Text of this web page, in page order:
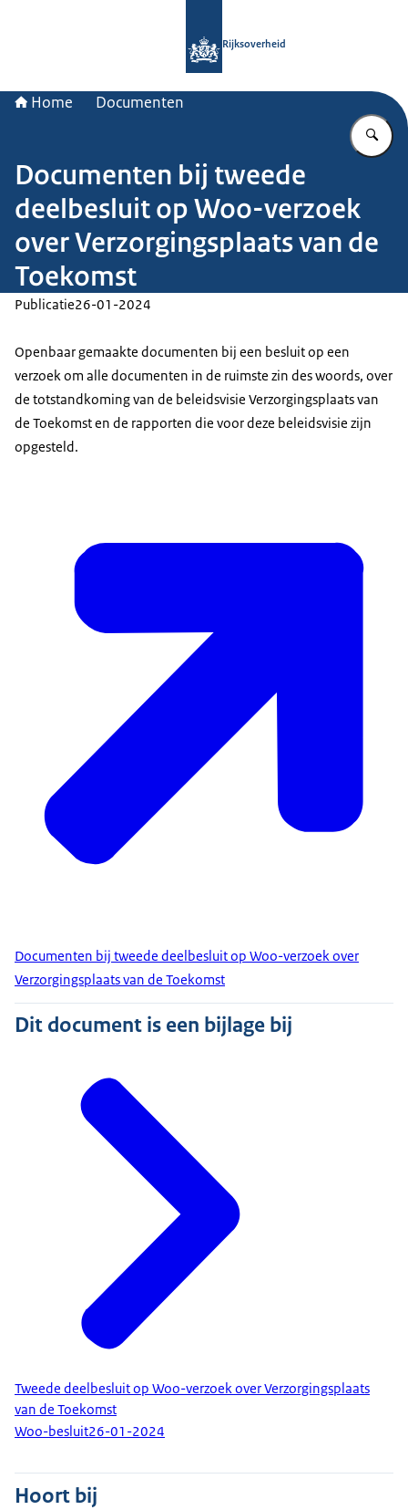
Rijksoverheid
Home Documenten
Documenten bij tweede
deelbesluit op Woo-verzoek
over Verzorgingsplaats van de
Toekomst
Publicatie26-01-2024
Openbaar gemaakte documenten bij een besluit op een
verzoek om alle documenten in de ruimste zin des woords, over
de totstandkoming van de beleidsvisie Verzorgingsplaats van
de Toekomst en de rapporten die voor deze beleidsvisie zijn
opgesteld.
Documenten bij tweede deelbesluit op Woo-verzoek over
Verzorgingsplaats van de Toekomst
Dit document is een bijlage bij
Tweede deelbesluit op Woo-verzoek over Verzorgingsplaats
van de Toekomst
Woo-besluit26-01-2024
Hoort bij